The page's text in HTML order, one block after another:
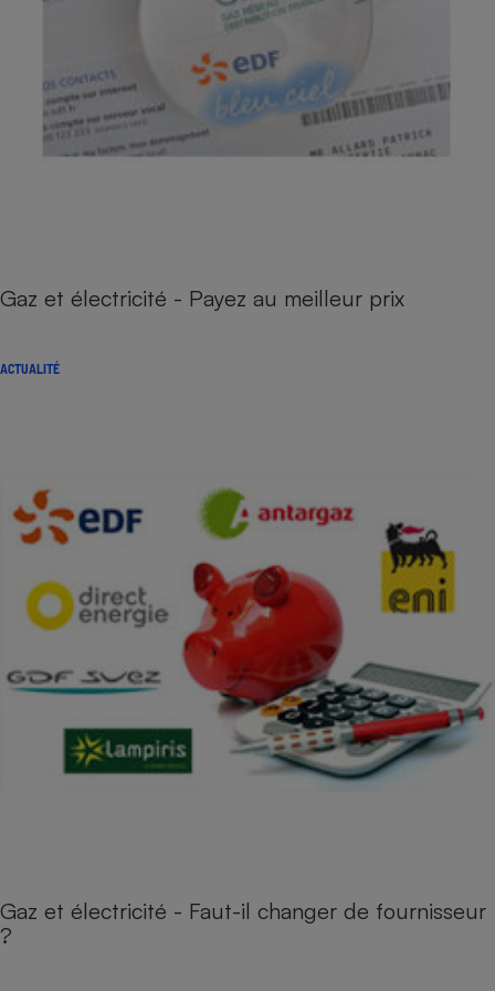
Gaz et électricité - Payez au meilleur prix
ACTUALITÉ
Gaz et électricité - Faut-il changer de fournisseur
?